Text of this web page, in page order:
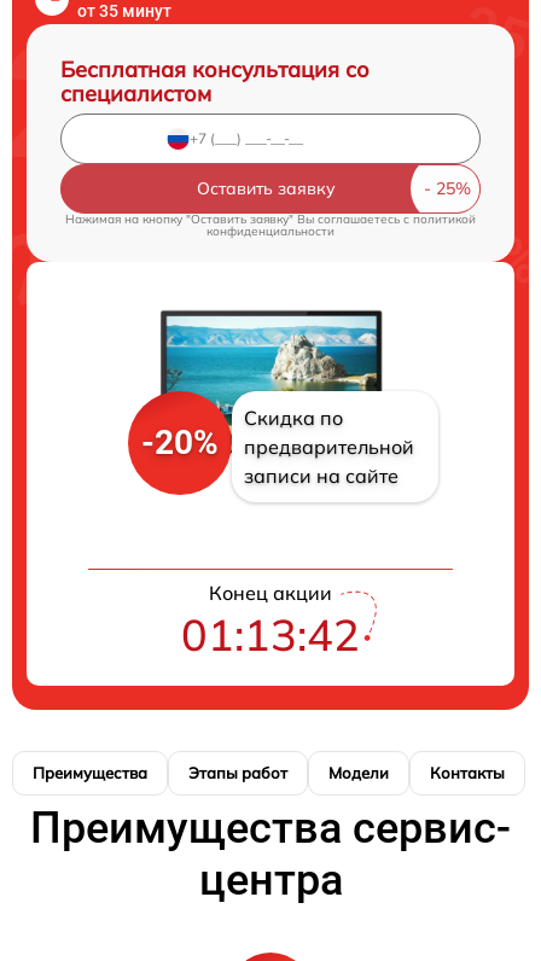
от 35 минут
Бесплатная консультация со
специалистом
Оставить заявку
Нажимая на кнопку "Оставить заявку" Вы соглашаетесь cполитикой
конфиденциальности
-20%
Скидка по
предварительной
записи на сайте
Конец акции
01:13:41
Преимущества Этапы работ Модели Контакты
Преимущества сервис-
центра